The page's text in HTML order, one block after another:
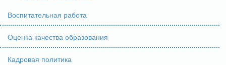
Воспитательная работа
Оценка качества образования
Кадровая политика